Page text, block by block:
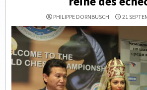
PHILIPPE DORNBUSCH 21